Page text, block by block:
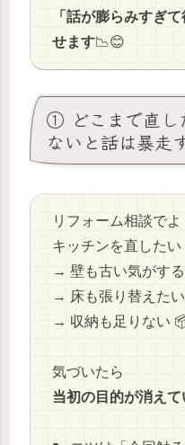
「話が膨らみすぎ
せます📉😊
① どこまで直し
ないと話は暴
リフォーム相談でよ
キッチンを直したい
→ 壁も古い気がす
→ 床も張り替えた
→ 収納も足りない
気づいたら
当初の目的が消えて